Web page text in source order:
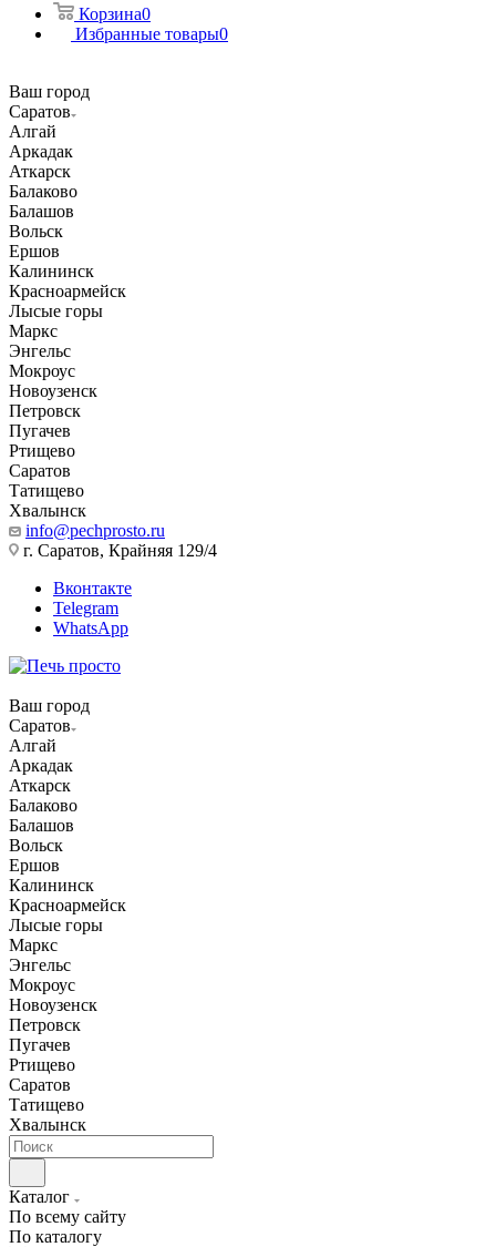
Корзина0
Избранные товары0
Ваш город
Саратов
Алгай
Аркадак
Аткарск
Балаково
Балашов
Вольск
Ершов
Калининск
Красноармейск
Лысые горы
Маркс
Энгельс
Мокроус
Новоузенск
Петровск
Пугачев
Ртищево
Саратов
Татищево
Хвалынск
info@pechprosto.ru
г. Саратов, Крайняя 129/4
Вконтакте
Telegram
WhatsApp
Ваш город
Саратов
Алгай
Аркадак
Аткарск
Балаково
Балашов
Вольск
Ершов
Калининск
Красноармейск
Лысые горы
Маркс
Энгельс
Мокроус
Новоузенск
Петровск
Пугачев
Ртищево
Саратов
Татищево
Хвалынск
Каталог
По всему сайту
По каталогу